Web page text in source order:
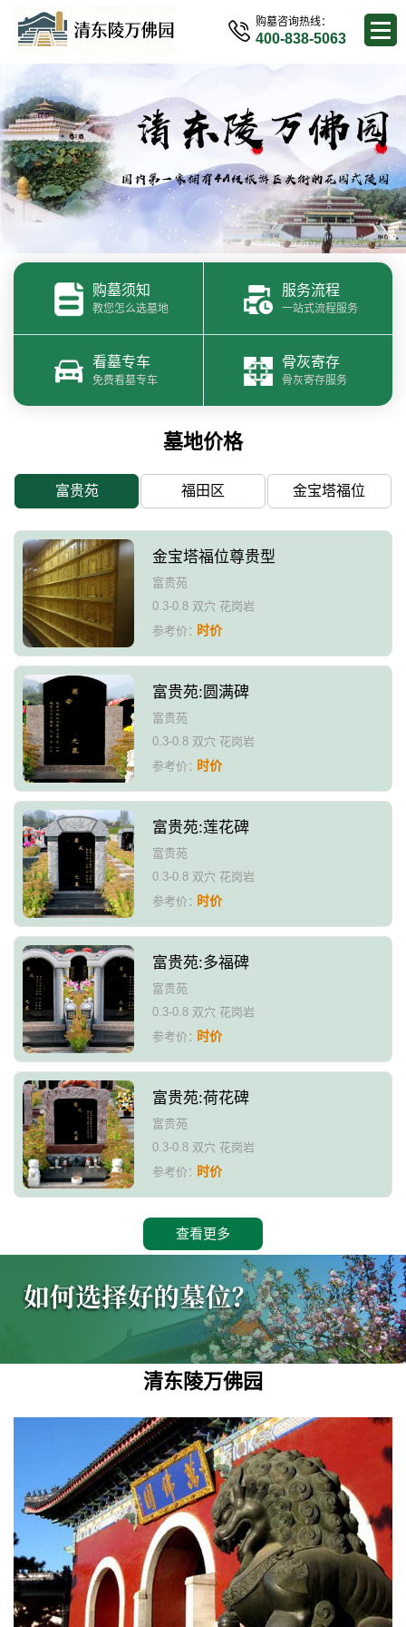
购墓咨询热线：
400-838-5063
购墓须知
教您怎么选墓地
服务流程
一站式流程服务
看墓专车
免费看墓专车
骨灰寄存
骨灰寄存服务
墓地价格
富贵苑 福田区 金宝塔福位
金宝塔福位尊贵型
富贵苑
0.3-0.8 双穴 花岗岩
参考价：时价
富贵苑:圆满碑
富贵苑
0.3-0.8 双穴 花岗岩
参考价：时价
富贵苑:莲花碑
富贵苑
0.3-0.8 双穴 花岗岩
参考价：时价
富贵苑:多福碑
富贵苑
0.3-0.8 双穴 花岗岩
参考价：时价
富贵苑:荷花碑
富贵苑
0.3-0.8 双穴 花岗岩
参考价：时价
查看更多
清东陵万佛园